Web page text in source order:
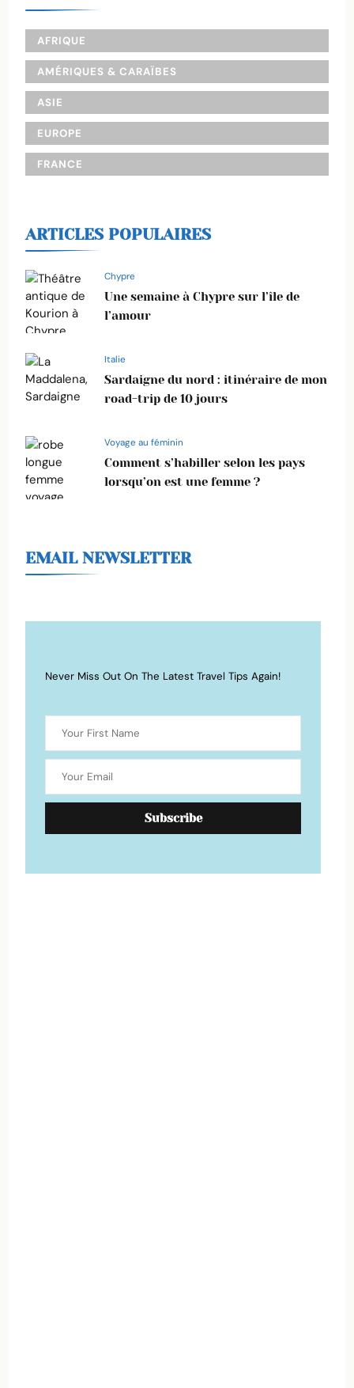
AFRIQUE
AMÉRIQUES & CARAÏBES
ASIE
EUROPE
FRANCE
ARTICLES POPULAIRES
Chypre
Une semaine à Chypre sur l’île de
l’amour
Italie
Sardaigne du nord : itinéraire de mon
road-trip de 10 jours
Voyage au féminin
Comment s’habiller selon les pays
lorsqu’on est une femme ?
EMAIL NEWSLETTER
Never Miss Out On The Latest Travel Tips Again!